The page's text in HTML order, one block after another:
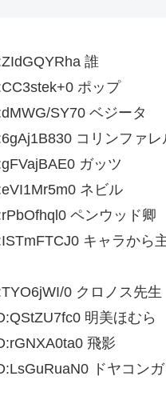
誰
ポップ
SY70 ベジータ
コリンファレ
ガッツ
ネビル
ペンウッド卿
キャラから
0 クロノス先生
明美ほむら
飛影
ドヤコンガ